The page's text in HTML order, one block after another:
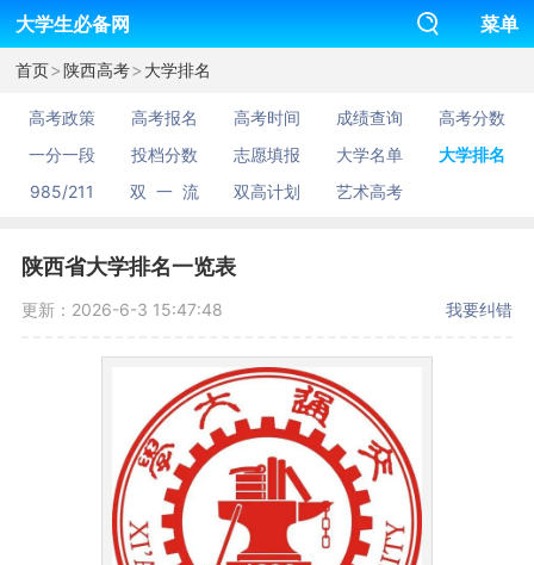
大学生必备网 菜单
首页>陕西高考>大学排名
高考政策 高考报名 高考时间 成绩查询
高考分数
一分一段
投档分数 志愿填报 大学名单
大学排名
985/211
双 一 流 双高计划 艺术高考
陕西省大学排名一览表
更新：2026-6-3 15:47:48 我要纠错